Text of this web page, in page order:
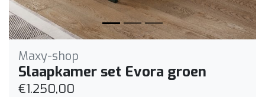
Maxy-shop
Slaapkamer set Evora groen
€1.250,00